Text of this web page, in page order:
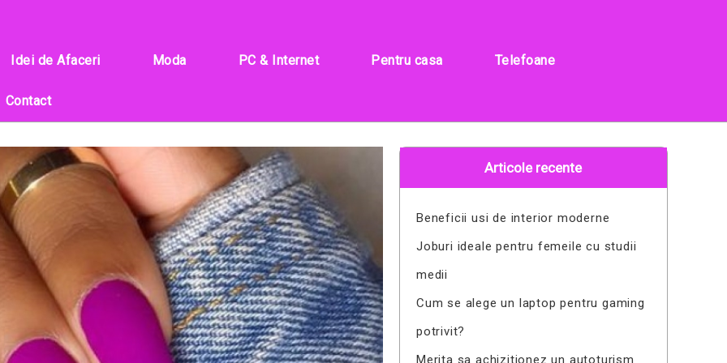
Idei de Afaceri Moda PC & Internet Pentru casa Telefoane
Contact
Articole recente
Beneficii usi de interior moderne
Joburi ideale pentru femeile cu studii
medii
Cum se alege un laptop pentru gaming
potrivit?
Merita sa achizitionez un autoturism